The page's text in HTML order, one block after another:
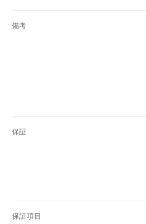
備考
保証
保証項目